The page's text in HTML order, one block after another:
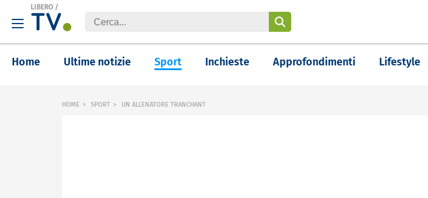
LIBERO /
Home Ultime notizie Sport Inchieste Approfondimenti Lifestyle
HOME SPORT UN ALLENATORE TRANCHANT